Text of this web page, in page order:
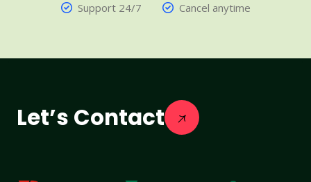
Support 24/7
Cancel anytime
Let’s Contact